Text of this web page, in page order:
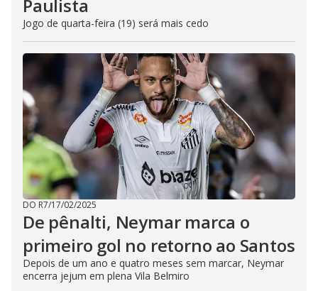
Paulista
Jogo de quarta-feira (19) será mais cedo
DO R7/17/02/2025
De pênalti, Neymar marca o
primeiro gol no retorno ao Santos
Depois de um ano e quatro meses sem marcar, Neymar
encerra jejum em plena Vila Belmiro